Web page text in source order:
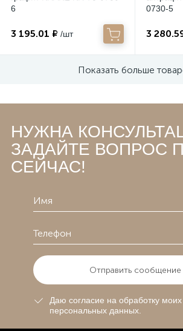
6
3 195.01 ₽ /шт
0730-5
3
Показать больше
НУЖНА
ЗАДАЙТЕ ВОПРОС
СЕЙЧАС!
Отправить сообщение
Даю согласие на обработку моих
персональных данных.